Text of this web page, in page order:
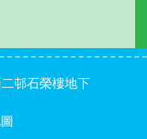
邨石榮樓地下